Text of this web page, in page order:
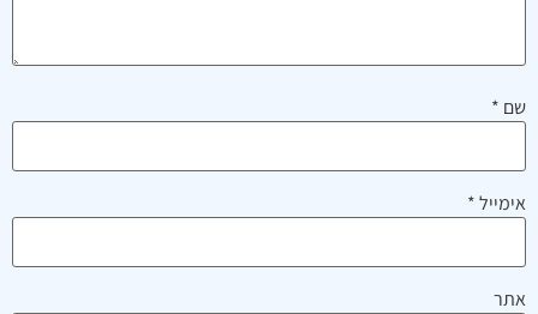
שם *
אימייל*
אתר